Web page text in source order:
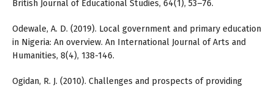
British Journal of Educational Studies, 64(1), 53–76.
Odewale, A. D. (2019). Local government and primary education
in Nigeria: An overview. An International Journal of Arts and
Humanities, 8(4), 138-146.
Ogidan, R. J. (2010). Challenges and prospects of providing